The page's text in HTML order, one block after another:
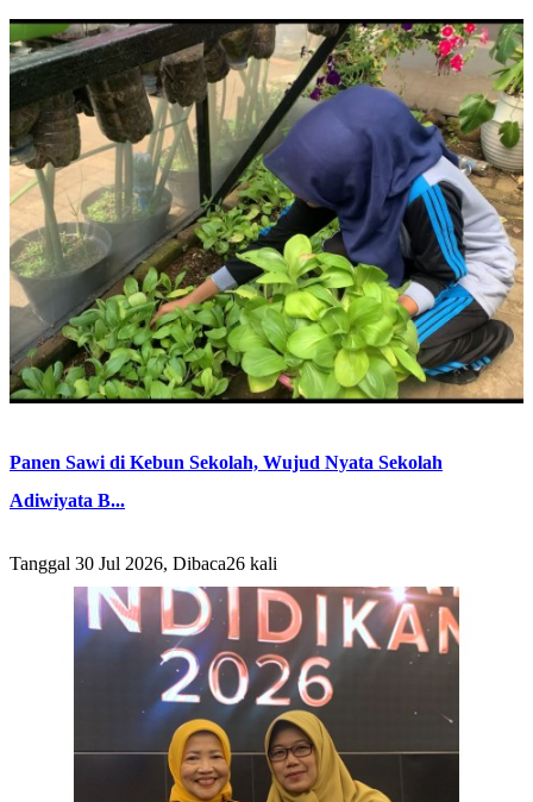
Panen Sawi di Kebun Sekolah, Wujud Nyata Sekolah
Adiwiyata B...
Tanggal 30 Jul 2026, Dibaca26 kali